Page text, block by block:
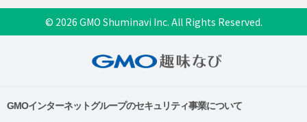
© 2026 GMO Shuminavi Inc. All Rights Reserved.